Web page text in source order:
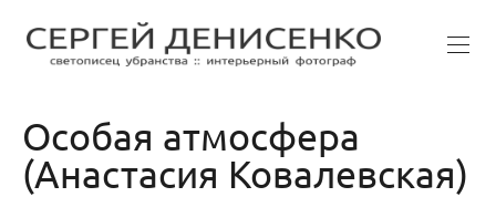
Особая атмосфера
(Анастасия Ковалевская)